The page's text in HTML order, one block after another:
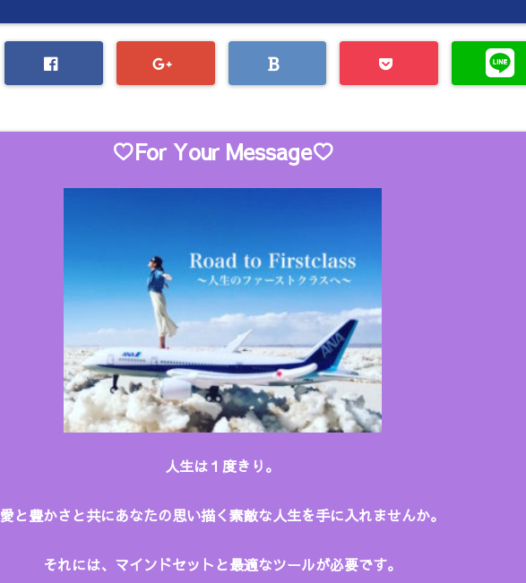
♡For Your Message♡
人生は１度きり。
愛と豊かさと共にあなたの思い描く素敵な人生を手に入れませんか。
それには、マインドセットと最適なツールが必要です。